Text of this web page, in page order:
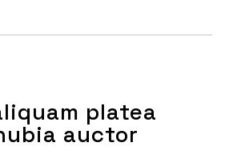
platea
auctor